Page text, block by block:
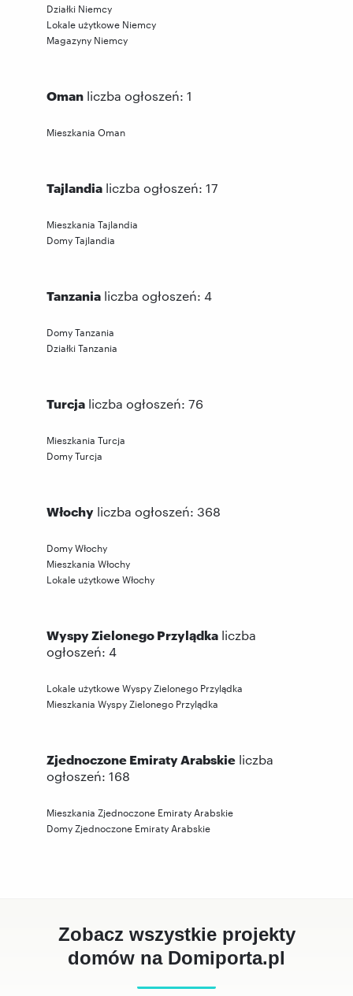
Działki Niemcy
Lokale użytkowe Niemcy
Magazyny Niemcy
Oman liczba ogłoszeń: 1
Mieszkania Oman
Tajlandia liczba ogłoszeń: 17
Mieszkania Tajlandia
Domy Tajlandia
Tanzania liczba ogłoszeń: 4
Domy Tanzania
Działki Tanzania
Turcja liczba ogłoszeń: 76
Mieszkania Turcja
Domy Turcja
Włochy liczba ogłoszeń: 368
Domy Włochy
Mieszkania Włochy
Lokale użytkowe Włochy
Wyspy Zielonego Przylądka liczba
ogłoszeń: 4
Lokale użytkowe Wyspy Zielonego Przylądka
Mieszkania Wyspy Zielonego Przylądka
Zjednoczone Emiraty Arabskie liczba
ogłoszeń: 168
Mieszkania Zjednoczone Emiraty Arabskie
Domy Zjednoczone Emiraty Arabskie
Zobacz wszystkie projekty
domów na Domiporta.pl